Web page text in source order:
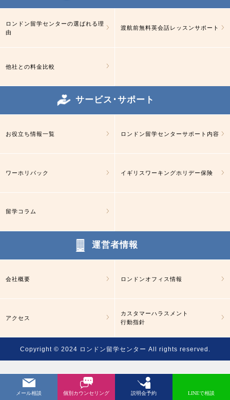
ロンドン留学センターの選ばれる理
由
渡航前無料英会話レッスンサポート
他社との料金比較
サービス･サポート
お役立ち情報一覧 ロンドン留学センターサポート内容
ワーホリパック イギリスワーキングホリデー保険
留学コラム
運営者情報
会社概要 ロンドンオフィス情報
アクセス
カスタマーハラスメント
行動指針
Copyright © 2024 ロンドン留学センター All rights reserved.
メール相談 個別カウンセリング 説明会予約 LINEで相談